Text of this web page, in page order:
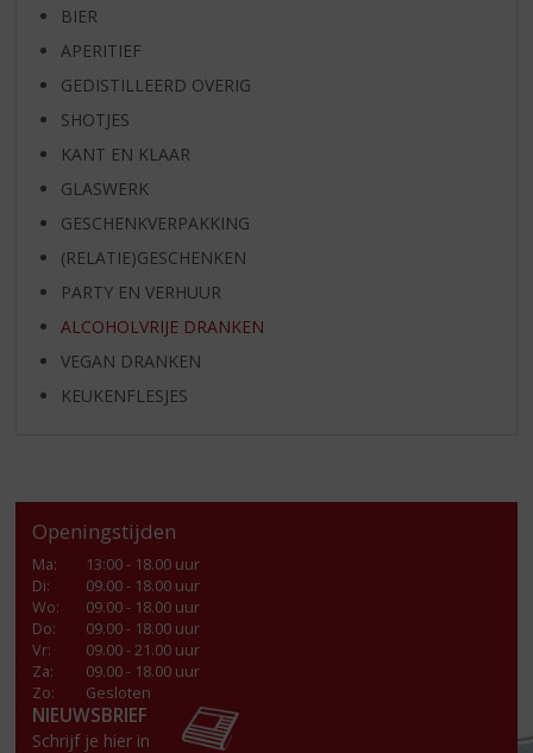
BIER
APERITIEF
GEDISTILLEERD OVERIG
SHOTJES
KANT EN KLAAR
GLASWERK
GESCHENKVERPAKKING
(RELATIE)GESCHENKEN
PARTY EN VERHUUR
ALCOHOLVRIJE DRANKEN
VEGAN DRANKEN
KEUKENFLESJES
Openingstijden
Ma:
13:00 - 18.00 uur
Di:
09.00 - 18.00 uur
Wo:
09.00 - 18.00 uur
Do:
09.00 - 18.00 uur
Vr:
09.00 - 21.00 uur
Za:
09.00 - 18.00 uur
Zo:
Gesloten
NIEUWSBRIEF
Schrijf je hier in